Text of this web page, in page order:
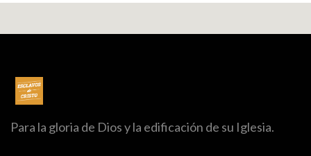
Para la gloria de Dios y la edificación de su Iglesia.